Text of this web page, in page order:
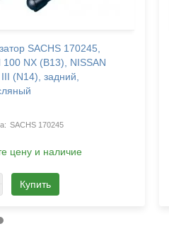
SACHS 170245,
100 NX (B13), NISSAN
(N14), задний,
SACHS 170245
цену и наличие
Купить